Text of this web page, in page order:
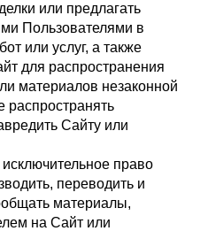
или предлагать
Пользователями в
или услуг, а также
для распространения
материалов незаконной
распространять
Сайту или
право
переводить и
материалы,
на Сайт или